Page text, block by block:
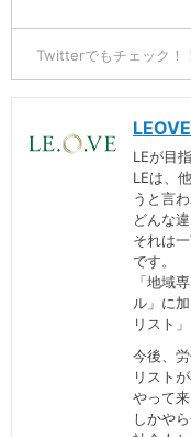
Twitterでもチェック！！
LEが目
LEは、
うと言わ
どんな
それは
です。
「地域
ル」に
リスト
今後、
リスト
やって
しかや